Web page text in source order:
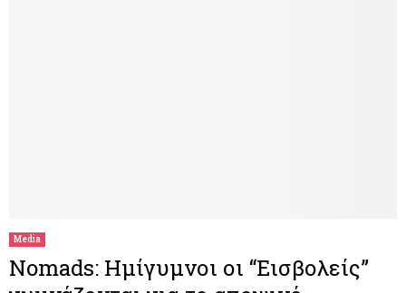
Media
Nomads: Ημίγυμνοι οι “Εισβολείς”